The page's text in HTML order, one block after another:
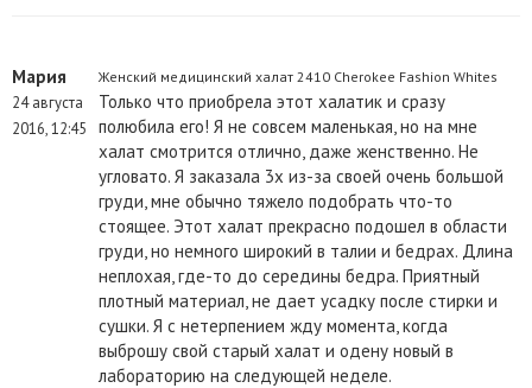
Мария
24 августа
2016, 12:45
Женский медицинский халат 2410 Cherokee Fashion Whites
Только что приобрела этот халатик и сразу
полюбила его! Я не совсем маленькая, но на мне
халат смотрится отлично, даже женственно. Не
угловато. Я заказала 3х из-за своей очень большой
груди, мне обычно тяжело подобрать что-то
стоящее. Этот халат прекрасно подошел в области
груди, но немного широкий в талии и бедрах. Длина
неплохая, где-то до середины бедра. Приятный
плотный материал, не дает усадку после стирки и
сушки. Я с нетерпением жду момента, когда
выброшу свой старый халат и одену новый в
лабораторию на следующей неделе.